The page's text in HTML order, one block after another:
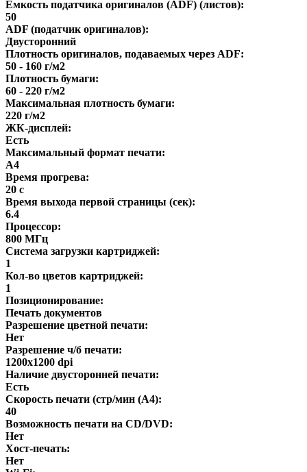
Емкость податчика оригиналов (ADF) (листов):
50
ADF (податчик оригиналов):
Двусторонний
Плотность оригиналов, подаваемых через ADF:
50 - 160 г/м2
Плотность бумаги:
60 - 220 г/м2
Максимальная плотность бумаги:
220 г/м2
ЖК-дисплей:
Есть
Максимальный формат печати:
A4
Время прогрева:
20 с
Время выхода первой страницы (сек):
6.4
Процессор:
800 МГц
Система загрузки картриджей:
1
Кол-во цветов картриджей:
1
Позиционирование:
Печать документов
Разрешение цветной печати:
Нет
Разрешение ч/б печати:
1200x1200 dpi
Наличие двусторонней печати:
Есть
Скорость печати (стр/мин (A4):
40
Возможность печати на CD/DVD:
Нет
Хост-печать:
Нет